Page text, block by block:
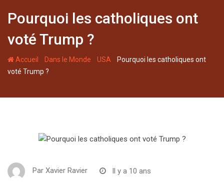
Pourquoi les catholiques ont
voté Trump ?
Accueil - Dans le Monde -USA - Pourquoi les catholiques ont
voté Trump ?
Par Xavier Ravier Il y a 10 ans